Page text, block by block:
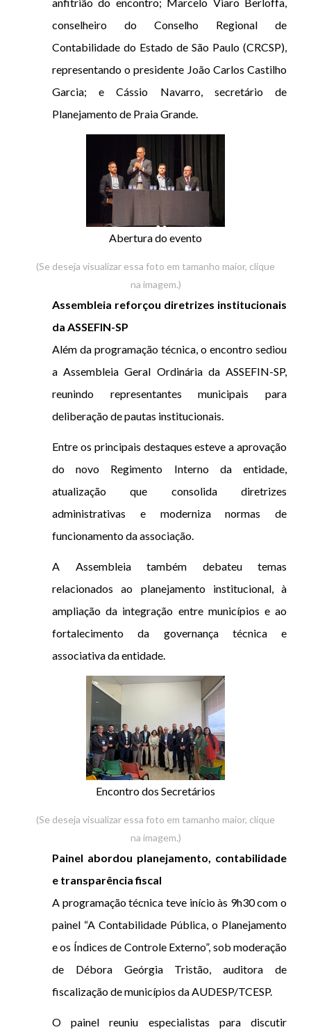
conselheiro do Conselho Regional de
Contabilidade do Estado de São Paulo (CRCSP),
representando o presidente João Carlos Castilho
Garcia; e Cássio Navarro, secretário de
Planejamento de Praia Grande.
Abertura do evento
(Se deseja visualizar essa foto em tamanho maior, clique
na imagem.)
Assembleia reforçou diretrizes institucionais
da ASSEFIN-SP
Além da programação técnica, o encontro sediou
a Assembleia Geral Ordinária da ASSEFIN-SP,
reunindo representantes municipais para
deliberação de pautas institucionais.
Entre os principais destaques esteve a aprovação
do novo Regimento Interno da entidade,
atualização que consolida diretrizes
administrativas e moderniza normas de
funcionamento da associação.
A Assembleia também debateu temas
relacionados ao planejamento institucional, à
ampliação da integração entre municípios e ao
fortalecimento da governança técnica e
associativa da entidade.
Encontro dos Secretários
(Se deseja visualizar essa foto em tamanho maior, clique
na imagem.)
Painel abordou planejamento, contabilidade
e transparência fiscal
A programação técnica teve início às 9h30 com o
painel “A Contabilidade Pública, o Planejamento
e os Índices de Controle Externo”, sob moderação
de Débora Geórgia Tristão, auditora de
fiscalização de municípios da AUDESP/TCESP.
O painel reuniu especialistas para discutir